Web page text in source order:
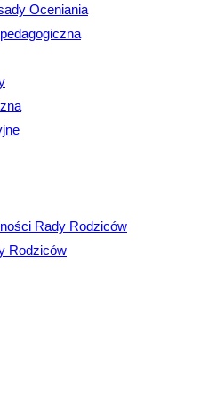
Oceniania
Rady Rodziców
Rodziców